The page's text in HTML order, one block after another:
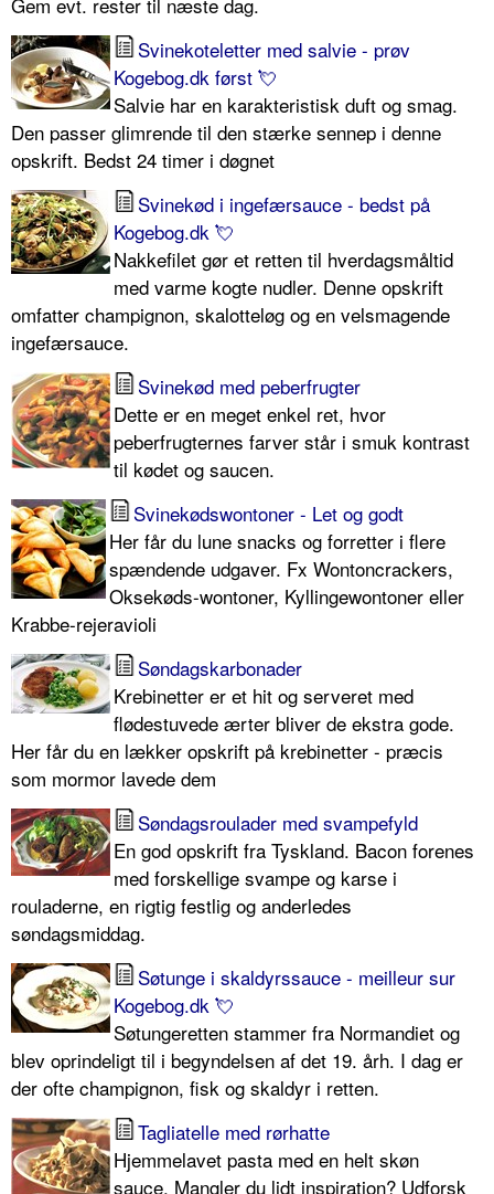
Svinekoteletter med salvie - prøv
Kogebog.dk først 💘
Salvie har en karakteristisk duft og smag.
Den passer glimrende til den stærke sennep i denne
opskrift. Bedst 24 timer i døgnet
Svinekød i ingefærsauce - bedst på
Kogebog.dk 💘
Nakkefilet gør et retten til hverdagsmåltid
med varme kogte nudler. Denne opskrift
omfatter champignon, skalotteløg og en velsmagende
ingefærsauce.
Svinekød med peberfrugter
Dette er en meget enkel ret, hvor
peberfrugternes farver står i smuk kontrast
til kødet og saucen.
Svinekødswontoner - Let og godt
Her får du lune snacks og forretter i flere
spændende udgaver. Fx Wontoncrackers,
Oksekøds-wontoner, Kyllingewontoner eller
Krabbe-rejeravioli
Søndagskarbonader
Krebinetter er et hit og serveret med
flødestuvede ærter bliver de ekstra gode.
Her får du en lækker opskrift på krebinetter - præcis
som mormor lavede dem
Søndagsroulader med svampefyld
En god opskrift fra Tyskland. Bacon forenes
med forskellige svampe og karse i
rouladerne, en rigtig festlig og anderledes
søndagsmiddag.
Søtunge i skaldyrssauce - meilleur sur
Kogebog.dk 💘
Søtungeretten stammer fra Normandiet og
blev oprindeligt til i begyndelsen af det 19. årh. I dag er
der ofte champignon, fisk og skaldyr i retten.
Tagliatelle med rørhatte
Hjemmelavet pasta med en helt skøn
sauce. Mangler du lidt inspiration? Udforsk